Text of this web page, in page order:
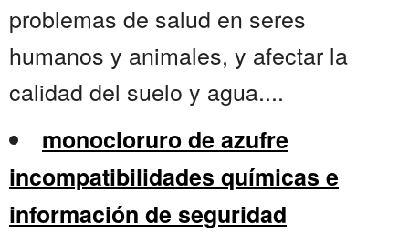
problemas de salud en seres
humanos y animales, y afectar la
calidad del suelo y agua....
monocloruro de azufre
incompatibilidades químicas e
información de seguridad